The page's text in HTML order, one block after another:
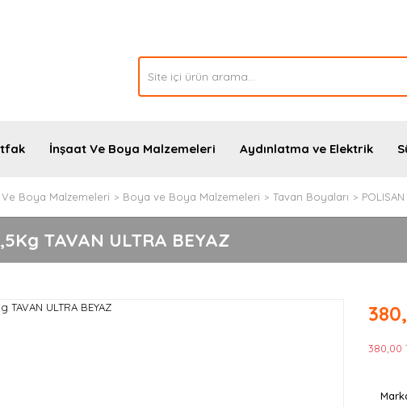
İnşaat Ve Boya Malzemeleri Aydınlatma ve Elektrik
Ve Boya Malzemeleri Boya ve Boya Malzemeleri Tavan Boyaları
TAVAN ULTRA BEYAZ
380,00